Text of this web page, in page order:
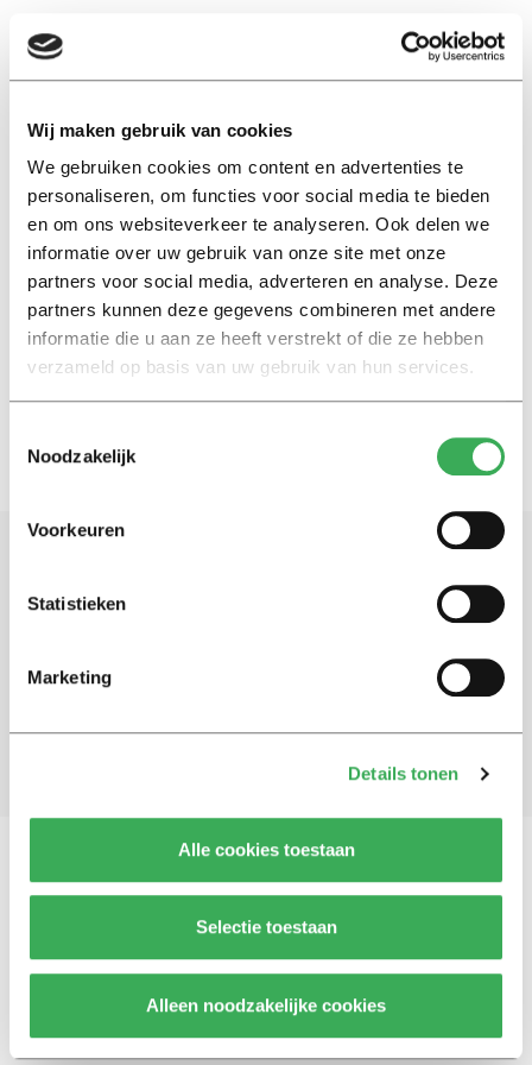
Wij maken gebruik van cookies
We gebruiken cookies om content en advertenties te
personaliseren, om functies voor social media te bieden
en om ons websiteverkeer te analyseren. Ook delen we
informatie over uw gebruik van onze site met onze
partners voor social media, adverteren en analyse. Deze
partners kunnen deze gegevens combineren met andere
informatie die u aan ze heeft verstrekt of die ze hebben
verzameld op basis van uw gebruik van hun services.
Noodzakelijk
Voorkeuren
Statistieken
Marketing
Details tonen
Alle cookies toestaan
Selectie toestaan
Alleen noodzakelijke cookies
EN
betafaculteiten
Nieuws
Meer geld naar bèta-techniek?
Alleen als de universiteiten het
willen
21 mei 2019
Blijf op de hoogte. Meld je aan voor de nieuwsbrief van
Aanmelden
Vragen, opmerkingen of tips?
© 2026 -Over ons Disclaimer Adverteren Werken bij Contact